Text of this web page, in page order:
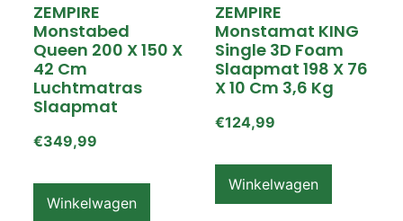
ZEMPIRE
Monstabed
Queen 200 X 150 X
42 Cm
Luchtmatras
Slaapmat
€349,99
Winkelwagen
ZEMPIRE
Monstamat KING
Single 3D Foam
Slaapmat 198 X 76
X 10 Cm 3,6 Kg
€124,99
Winkelwagen